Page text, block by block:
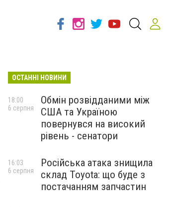
ОСТАННІ НОВИНИ
Обмін розвідданими між
США та Україною
повернувся на високий
рівень - сенатори
18:00
6 серпня
Російська атака знищила
склад Toyota: що буде з
постачанням запчастин
16:03
6 серпня